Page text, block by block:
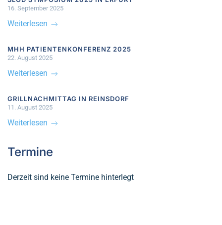
16. September 2025
Weiterlesen
MHH PATIENTENKONFERENZ 2025
22. August 2025
Weiterlesen
GRILLNACHMITTAG IN REINSDORF
11. August 2025
Weiterlesen
Termine
Derzeit sind keine Termine hinterlegt